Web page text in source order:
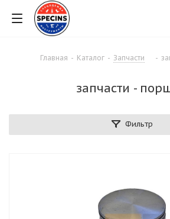
Главная - Каталог - Запчасти -
запчасти -
Фильтр